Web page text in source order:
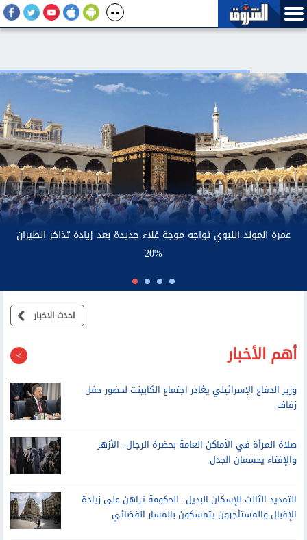
ارتفاع أسعار الذهب محليا.. وعيار 21 يسجل 6030 جنيها
احدث الاخبار
أهم الأخبار
وزير الدفاع الإسرائيلي يغادر اجتماع الكابينت لحضور حفل
زفاف
صلاة المرأة في الأماكن العامة بحضرة الرجال.. الأزهر
والإفتاء يحسمان الجدل
التمديد الثالث للإسكان البديل.. الحكومة تراهن على زيادة
الإقبال والمستأجرون يتمسكون بالمسار القضائي